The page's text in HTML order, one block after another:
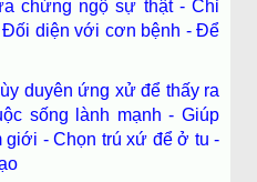
chứng ngộ sự thật - Chỉ
Đối diện với cơn bệnh - Để
duyên ứng xử để thấy ra
sống lành mạnh - Giúp
giới - Chọn trú xứ để ở tu -